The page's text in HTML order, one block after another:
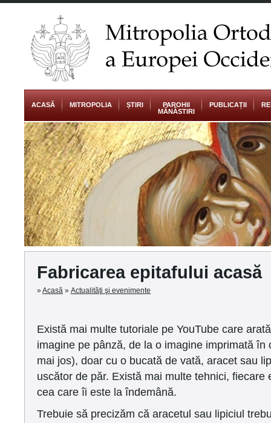
ACASĂ MITROPOLIA ȘTIRI
PAROHII
MĂNĂSTIRI
PUBLICAȚII
Fabricarea epitafului acasă
»Acasă » Actualităţi şi evenimente
Există mai multe tutoriale pe YouTube care
imagine pe pânză, de la o imagine imprimată în
mai jos), doar cu o bucată de vată, aracet sau
uscător de păr. Există mai multe tehnici, fiecare
cea care îi este la îndemână.
Trebuie să precizăm că aracetul sau lipiciul